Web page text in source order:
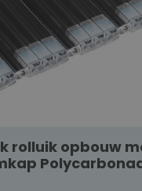
rolluik opbouw